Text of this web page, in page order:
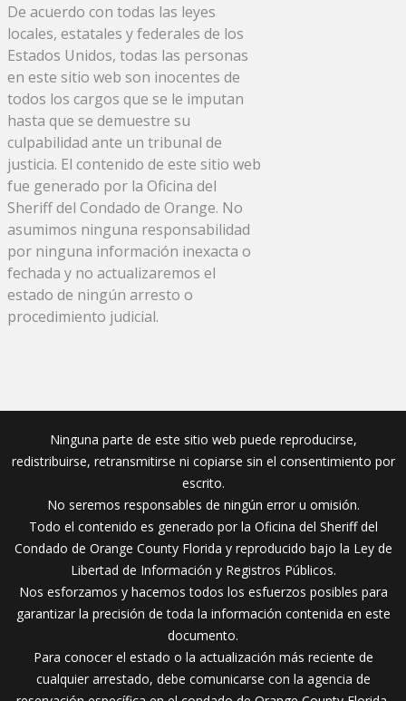
De acuerdo con todas las leyes
locales, estatales y federales de los
Estados Unidos, todas las personas
en este sitio web son inocentes de
todos los cargos que se le imputan
hasta que se demuestre su
culpabilidad ante un tribunal de
justicia. El contenido de este sitio web
fue generado por la Oficina del
Sheriff del Condado de Orange. No
asumimos ninguna responsabilidad
por ninguna información inexacta o
fechada y no actualizaremos el
estado de ningún arresto o
procedimiento judicial.
Ninguna parte de este sitio web puede reproducirse,
redistribuirse, retransmitirse ni copiarse sin el consentimiento por
escrito.
No seremos responsables de ningún error u omisión.
Todo el contenido es generado por la Oficina del Sheriff del
Condado de Orange County Florida y reproducido bajo la Ley de
Libertad de Información y Registros Públicos.
Nos esforzamos y hacemos todos los esfuerzos posibles para
garantizar la precisión de toda la información contenida en este
documento.
Para conocer el estado o la actualización más reciente de
cualquier arrestado, debe comunicarse con la agencia de